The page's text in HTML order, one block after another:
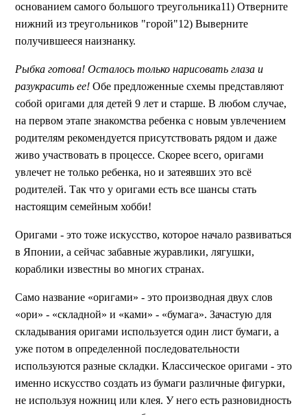
основанием самого большого треугольника11) Отверните
нижний из треугольников "горой"12) Выверните
получившееся наизнанку.
Рыбка готова! Осталось только нарисовать глаза и
разукрасить ее! Обе предложенные схемы представляют
собой оригами для детей 9 лет и старше. В любом случае,
на первом этапе знакомства ребенка с новым увлечением
родителям рекомендуется присутствовать рядом и даже
живо участвовать в процессе. Скорее всего, оригами
увлечет не только ребенка, но и затеявших это всё
родителей. Так что у оригами есть все шансы стать
настоящим семейным хобби!
Оригами - это тоже искусство, которое начало развиваться
в Японии, а сейчас забавные журавлики, лягушки,
кораблики известны во многих странах.
Само название «оригами» - это производная двух слов
«ори» - «складной» и «ками» - «бумага». Зачастую для
складывания оригами используется один лист бумаги, а
уже потом в определенной последовательности
используются разные складки. Классическое оригами - это
именно искусство создать из бумаги различные фигурки,
не используя ножниц или клея. У него есть разновидность